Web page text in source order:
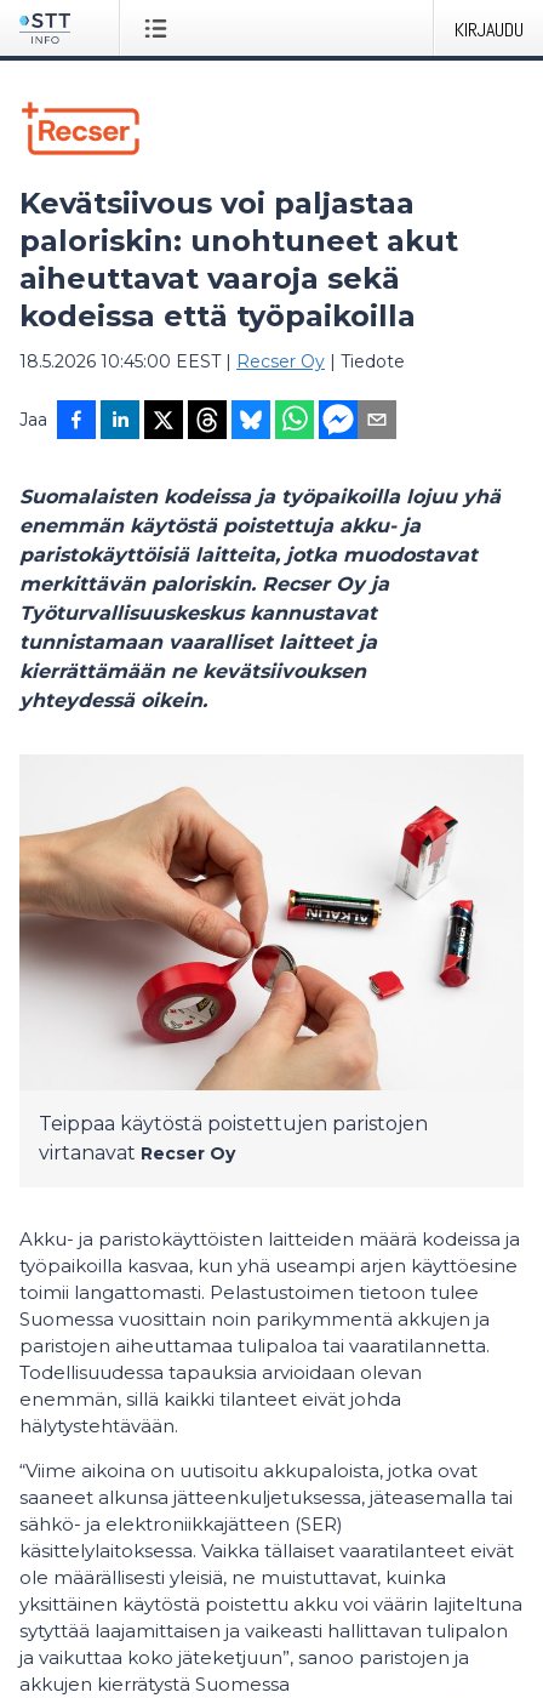
KIRJAUDU
Kevätsiivous voi paljastaa
paloriskin: unohtuneet akut
aiheuttavat vaaroja sekä
kodeissa että työpaikoilla
18.5.2026 10:45:00 EEST| Recser Oy | Tiedote
Jaa
Suomalaisten kodeissa ja työpaikoilla lojuu yhä
enemmän käytöstä poistettuja akku- ja
paristokäyttöisiä laitteita, jotka muodostavat
merkittävän paloriskin. Recser Oy ja
Työturvallisuuskeskus kannustavat
tunnistamaan vaaralliset laitteet ja
kierrättämään ne kevätsiivouksen
yhteydessä oikein.
Teippaa käytöstä poistettujen paristojen
virtanavat Recser Oy
Akku- ja paristokäyttöisten laitteiden määrä kodeissa ja
työpaikoilla kasvaa, kun yhä useampi arjen käyttöesine
toimii langattomasti. Pelastustoimen tietoon tulee
Suomessa vuosittain noin parikymmentä akkujen ja
paristojen aiheuttamaa tulipaloa tai vaaratilannetta.
Todellisuudessa tapauksia arvioidaan olevan
enemmän, sillä kaikki tilanteet eivät johda
hälytystehtävään.
“Viime aikoina on uutisoitu akkupaloista, jotka ovat
saaneet alkunsa jätteenkuljetuksessa, jäteasemalla tai
sähkö- ja elektroniikkajätteen (SER)
käsittelylaitoksessa. Vaikka tällaiset vaaratilanteet eivät
ole määrällisesti yleisiä, ne muistuttavat, kuinka
yksittäinen käytöstä poistettu akku voi väärin lajiteltuna
sytyttää laajamittaisen ja vaikeasti hallittavan tulipalon
ja vaikuttaa koko jäteketjuun”, sanoo paristojen ja
akkujen kierrätystä Suomessa